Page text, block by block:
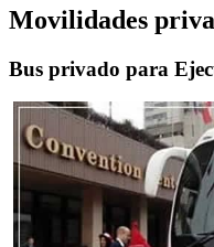
Movilidades
Bus privado para